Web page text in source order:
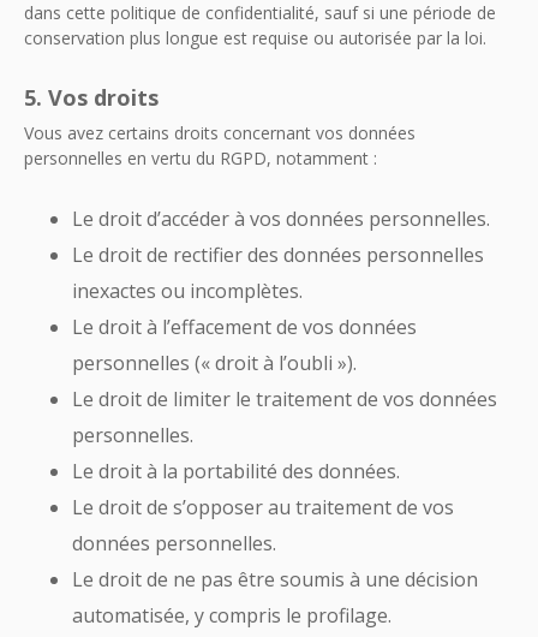
dans cette politique de confidentialité, sauf si une période de
conservation plus longue est requise ou autorisée par la loi.
5. Vos droits
Vous avez certains droits concernant vos données
personnelles en vertu du RGPD, notamment :
Le droit d’accéder à vos données personnelles.
Le droit de rectifier des données personnelles
inexactes ou incomplètes.
Le droit à l’effacement de vos données
personnelles (« droit à l’oubli »).
Le droit de limiter le traitement de vos données
personnelles.
Le droit à la portabilité des données.
Le droit de s’opposer au traitement de vos
données personnelles.
Le droit de ne pas être soumis à une décision
automatisée, y compris le profilage.